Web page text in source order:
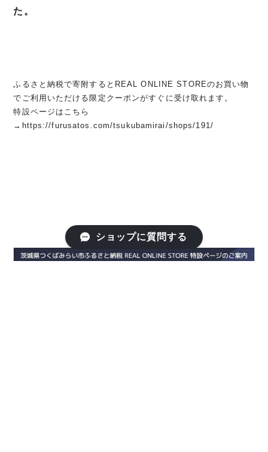
た。
ふるさと納税で寄附するとREAL ONLINE STOREのお買い物
でご利用いただける限定クーポンがすぐに受け取れます。
特設ページはこちら
→ https://furusatos.com/tsukubamirai/shops/191/
ショップに質問する